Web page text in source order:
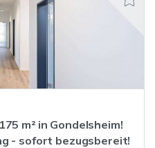
m² in Gondelsheim!
- sofort bezugsbereit!